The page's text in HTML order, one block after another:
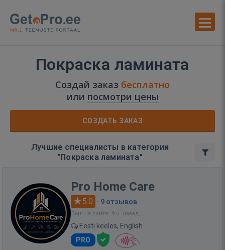
Покраска ламината
Создай заказ бесплатно
или посмотри цены
СОЗДАТЬ ЗАКАЗ
Лучшие специалисты в категории
"Покраска ламината"
Pro Home Care
5.0 · 9 отзывов
Был на сайте: 9 ч. назад
Eesti keeles, English
PRO